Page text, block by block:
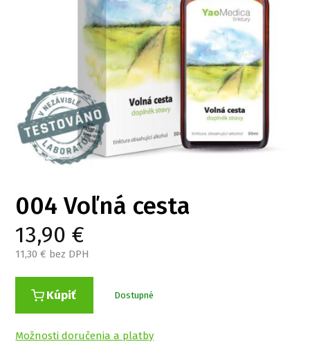
004 Voľná cesta
13,90 €
11,30 € bez DPH
Kúpiť Dostupné
Možnosti doručenia a platby